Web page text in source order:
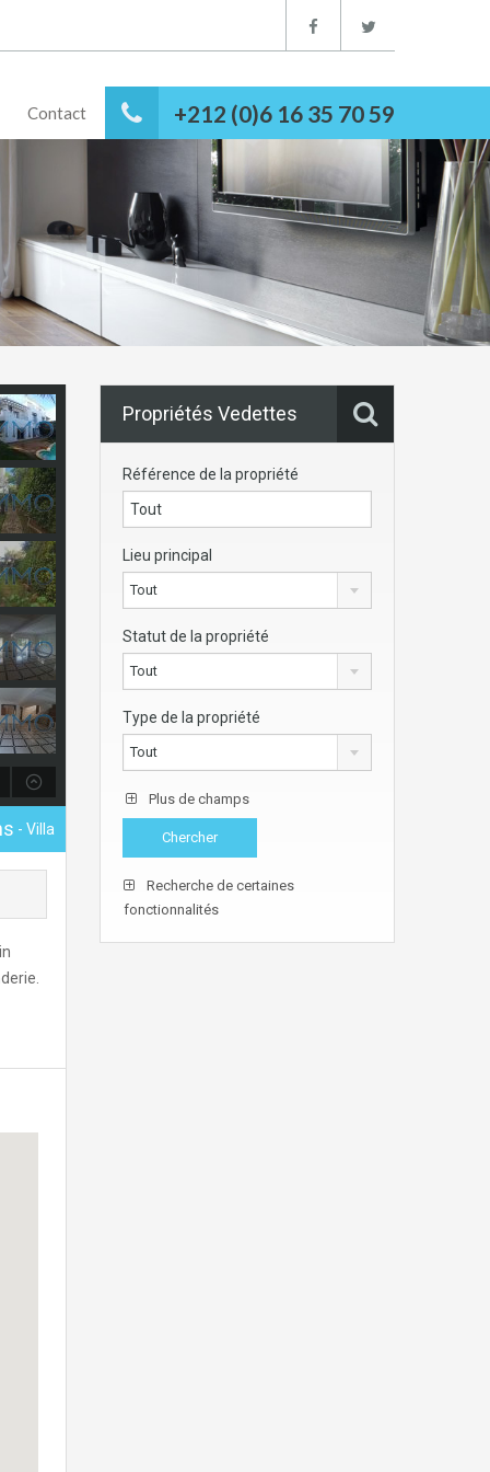
+212 (0)6 16 35 70 59
Contact
- Villa
Propriétés Vedettes
Référence de la propriété
Lieu principal
Tout
Statut de la propriété
Tout
Type de la propriété
Tout
Plus de champs
Recherche de certaines
fonctionnalités